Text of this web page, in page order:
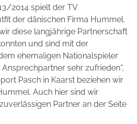
2014 spielt der TV
der dänischen Firma Hummel.
diese langjährige Partnerschaft
und sind mit der
ehemaligen Nationalspieler
sehr zufrieden“,
Pasch in Kaarst beziehen wir
Auch hier sind wir
Partner an der Seite